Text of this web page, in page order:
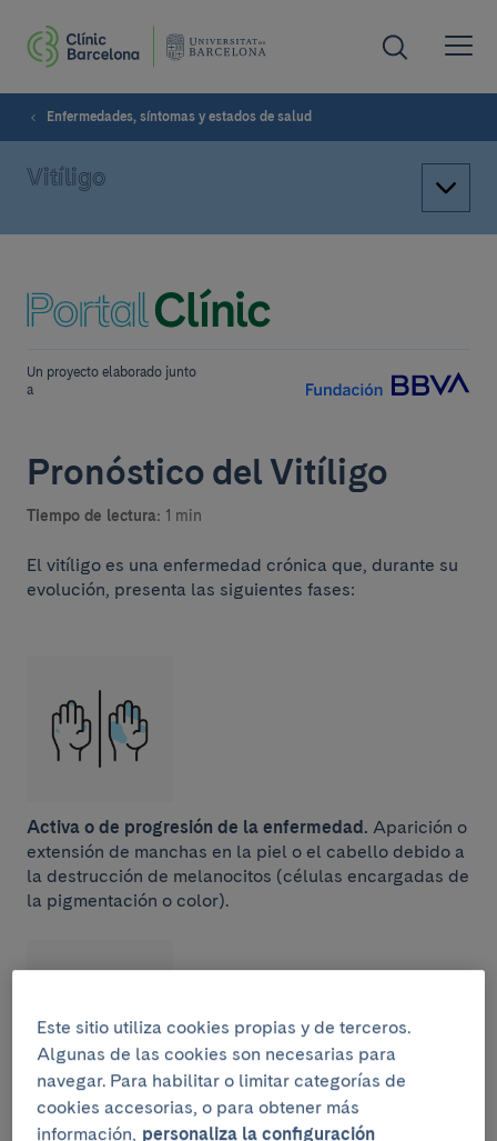
Enfermedades, síntomas y estados de salud
Vitíligo
Un proyecto elaborado junto
a
Pronóstico del Vitíligo
Tiempo de lectura: 1 min
El vitíligo es una enfermedad crónica que, durante su
evolución, presenta las siguientes fases:
Activa o de progresión de la enfermedad. Aparición o
extensión de manchas en la piel o el cabello debido a
la destrucción de melanocitos (células encargadas de
la pigmentación o color).
Estabilizada. Fase en la que las zonas
despigmentadas se mantienen sin incrementar el
Este sitio utiliza cookies propias y de terceros.
Algunas de las cookies son necesarias para
navegar. Para habilitar o limitar categorías de
cookies accesorias, o para obtener más
información, personaliza la configuración